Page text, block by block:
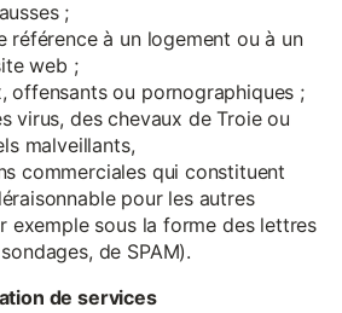
;
référence à un logement ou à un
web ;
offensants ou pornographiques ;
virus, des chevaux de Troie ou
malveillants,
commerciales qui constituent
pour les autres
exemple sous la forme des lettres
de SPAM).
de services